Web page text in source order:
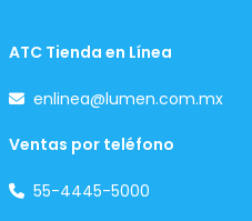
ATC Tienda en Línea
enlinea@lumen.com.mx
Ventas por teléfono
55-4445-5000